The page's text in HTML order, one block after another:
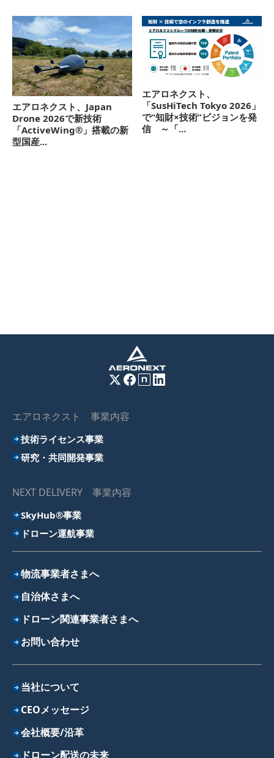
エアロネクスト、Japan
Drone 2026で新技術
「ActiveWing®」搭載の新
型国産...
エアロネクスト、
「SusHiTech Tokyo 2026」
で“知財×技術”ビジョンを発
信 ～「...
エアロネクスト 事業内容
技術ライセンス事業
研究・共同開発事業
NEXT DELIVERY 事業内容
SkyHub®事業
ドローン運航事業
物流事業者さまへ
自治体さまへ
ドローン関連事業者さまへ
お問い合わせ
当社について
CEOメッセージ
会社概要/沿革
ドローン配送の未来